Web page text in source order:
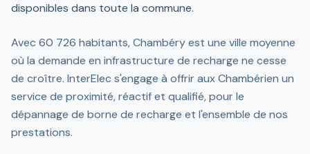
disponibles dans toute la commune.
Avec 60 726 habitants, Chambéry est une ville moyenne
où la demande en infrastructure de recharge ne cesse
de croître. InterElec s'engage à offrir aux Chambérien un
service de proximité, réactif et qualifié, pour le
dépannage de borne de recharge et l'ensemble de nos
prestations.